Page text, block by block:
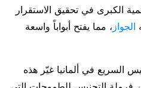
الكبرى في تحقيق الاستقرار
الجواز ، مما يفتح أبواباً واسعة
السريع في ألمانيا غيّر هذه